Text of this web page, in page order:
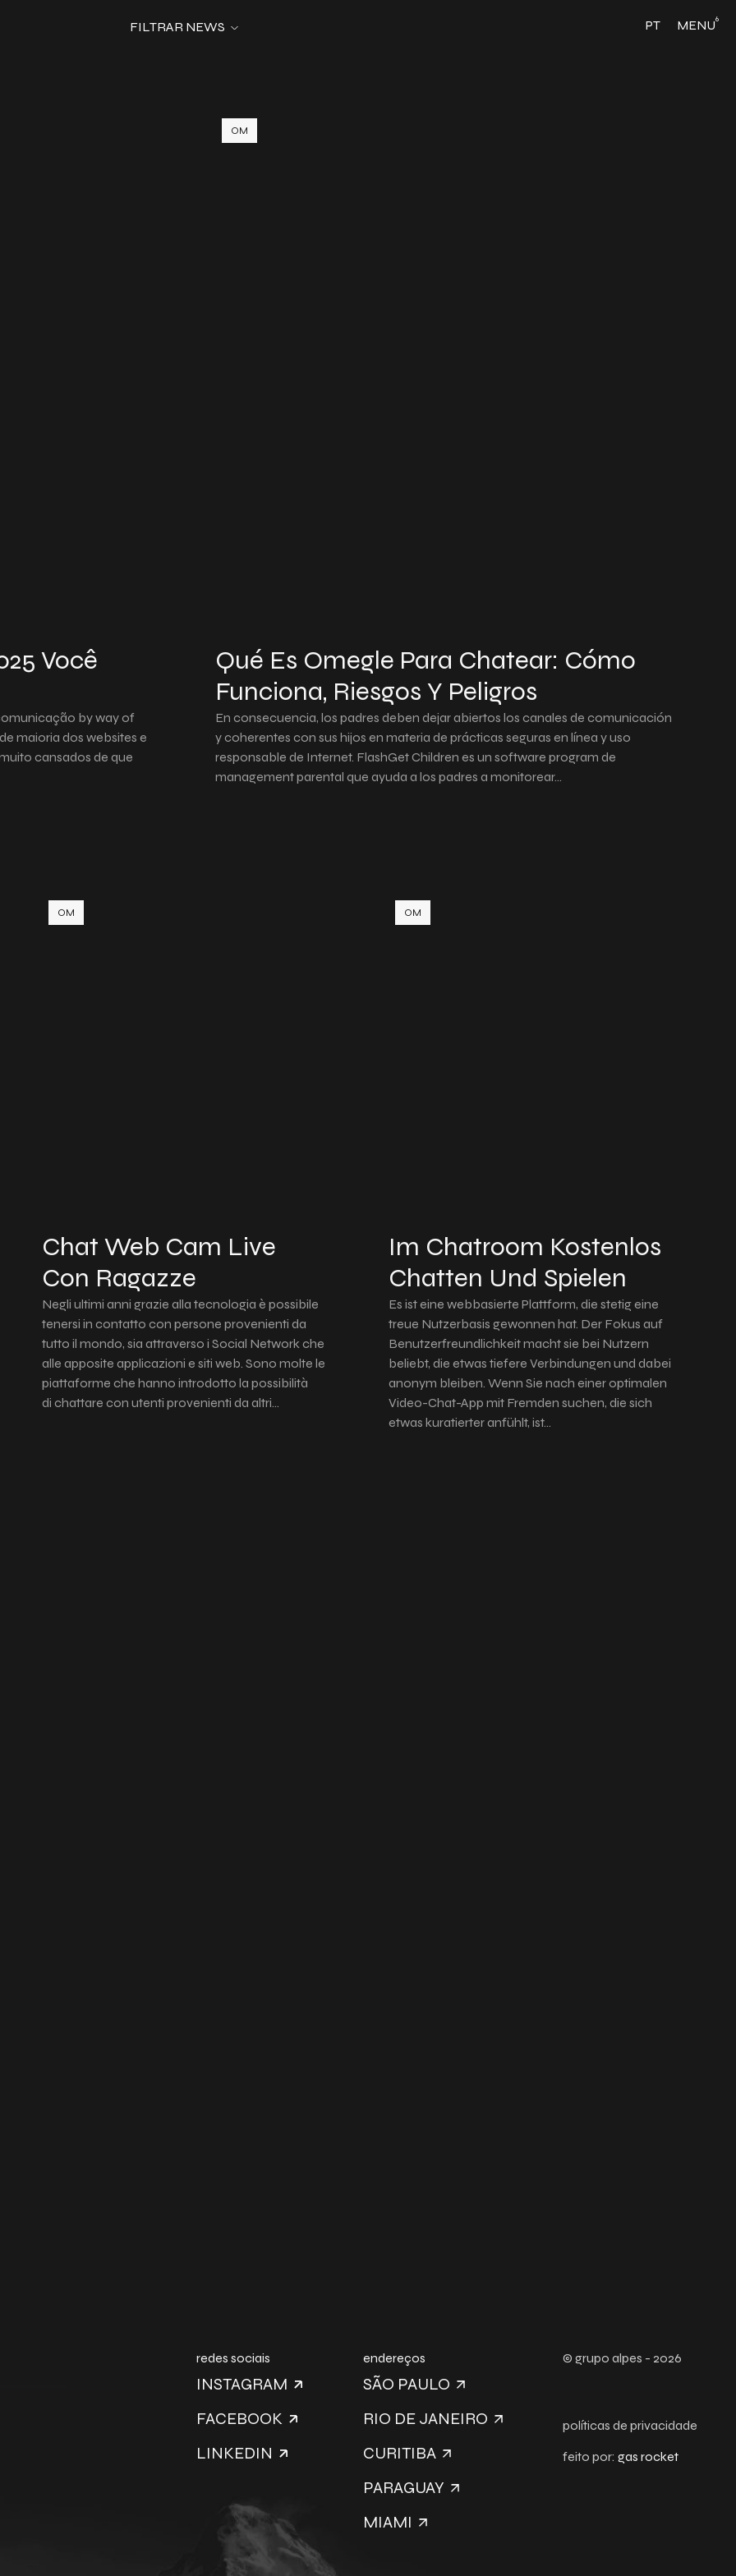
PT MENU6
FILTRAR NEWS
Você
by way of
maioria dos websites e
cansados de que
OM
Qué Es Omegle Para Chatear: Cómo
Funciona, Riesgos Y Peligros
En consecuencia, los padres deben dejar abiertos los canales de comunicación
y coherentes con sus hijos en materia de prácticas seguras en línea y uso
responsable de Internet. FlashGet Children es un software program de
management parental que ayuda a los padres a monitorear…
OM
Chat Web Cam Live
Con Ragazze
Negli ultimi anni grazie alla tecnologia è possibile
tenersi in contatto con persone provenienti da
tutto il mondo, sia attraverso i Social Network che
alle apposite applicazioni e siti web. Sono molte le
piattaforme che hanno introdotto la possibilità
di chattare con utenti provenienti da altri…
OM
Im Chatroom Kostenlos
Chatten Und Spielen
Es ist eine webbasierte Plattform, die stetig eine
treue Nutzerbasis gewonnen hat. Der Fokus auf
Benutzerfreundlichkeit macht sie bei Nutzern
beliebt, die etwas tiefere Verbindungen und dabei
anonym bleiben. Wenn Sie nach einer optimalen
Video-Chat-App mit Fremden suchen, die sich
etwas kuratierter anfühlt, ist…
redes sociais
INSTAGRAM
FACEBOOK
LINKEDIN
endereços
SÃO PAULO
RIO DE JANEIRO
CURITIBA
PARAGUAY
MIAMI
© grupo alpes - 2026
políticas de privacidade
feito por: gas rocket